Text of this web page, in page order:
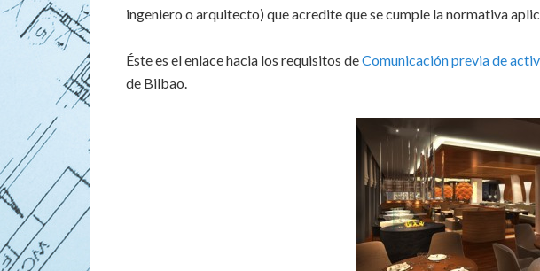
ingeniero o arquitecto) que acredite que se cumple la normativa
Éste es el enlace hacia los requisitos deComunicación previa de
de Bilbao.